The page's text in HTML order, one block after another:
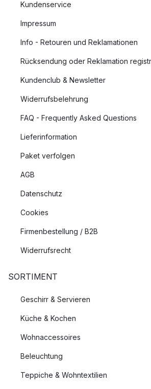
Kundenservice
Impressum
Info - Retouren und Reklamationen
Rücksendung oder Reklamation
Kundenclub & Newsletter
Widerrufsbelehrung
FAQ - Frequently Asked Questions
Lieferinformation
Paket verfolgen
AGB
Datenschutz
Cookies
Firmenbestellung / B2B
Widerrufsrecht
SORTIMENT
Geschirr & Servieren
Küche & Kochen
Wohnaccessoires
Beleuchtung
Teppiche & Wohntextilien